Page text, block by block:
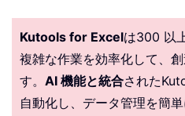
Kutools for Excelは300 以
複雑な作業を効率化して、
す。 AI 機能と統合された
自動化し、データ管理を簡単